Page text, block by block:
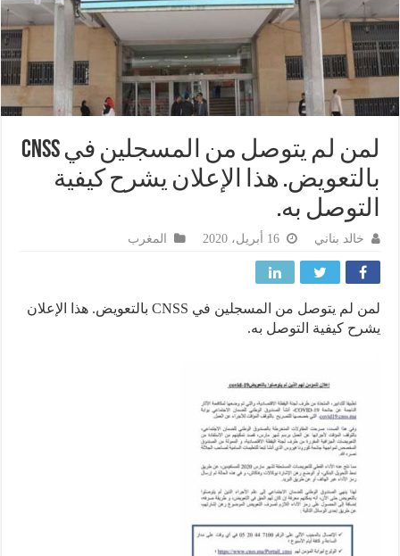
لمن لم يتوصل من المسجلين في CNSS
هذا الإعلان يشرح كيفية
به.
خالد بناني المغرب
لمن لم يتوصل من المسجلين في CNSS بالتعويض. هذا الإعلان
كيفية التوصل به.